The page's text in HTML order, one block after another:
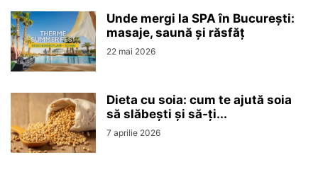
Unde mergi la SPA în București:
masaje, saună și răsfăț
22 mai 2026
Dieta cu soia: cum te ajută soia
să slăbești și să-ți...
7 aprilie 2026